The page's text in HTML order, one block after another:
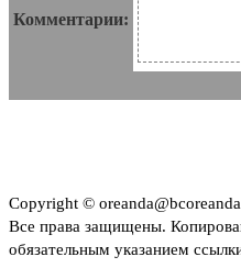
Комментарии:
Copyright ©
Все права защищены.
обязательным указанием